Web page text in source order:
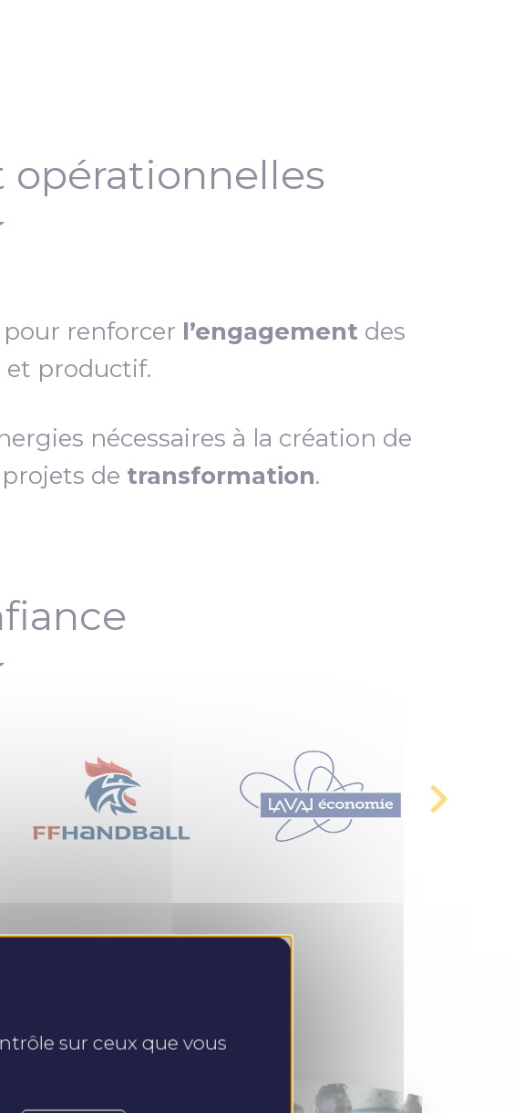
opérationnelles
pour renforcer l’engagement des
et productif.
nécessaires à la création de
de transformation.
sur ceux que vous